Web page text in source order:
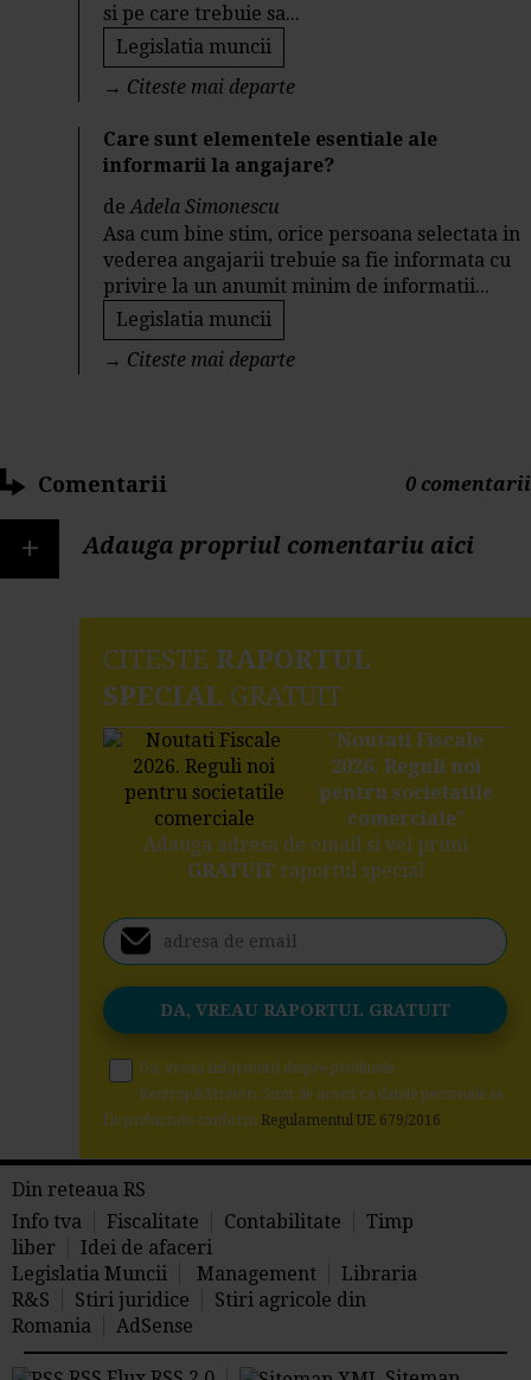
si pe care trebuie sa...
Legislatia muncii
→ Citeste mai departe
Care sunt elementele esentiale ale
informarii la angajare?
deAdela Simonescu
Asa cum bine stim, orice persoana selectata in
vederea angajarii trebuie sa fie informata cu
privire la un anumit minim de informatii...
Legislatia muncii
→ Citeste mai departe
Comentarii 0 comentarii
+ Adauga propriul comentariu aici
CITESTE RAPORTUL
SPECIAL GRATUIT
"Noutati Fiscale
2026. Reguli noi
pentru societatile
comerciale"
Adauga adresa de email si vei primi
GRATUITraportul special
Da, vreau informatii despre produsele
Rentrop&Straton. Sunt de acord ca datele personale sa
fie prelucrate conform Regulamentul UE 679/2016
Din reteaua RS
Info tva
Fiscalitate Contabilitate
Timp
liber
Idei de afaceri
Legislatia Muncii
Management
Libraria
R&S
Stiri juridice
Stiri agricole din
Romania
AdSense